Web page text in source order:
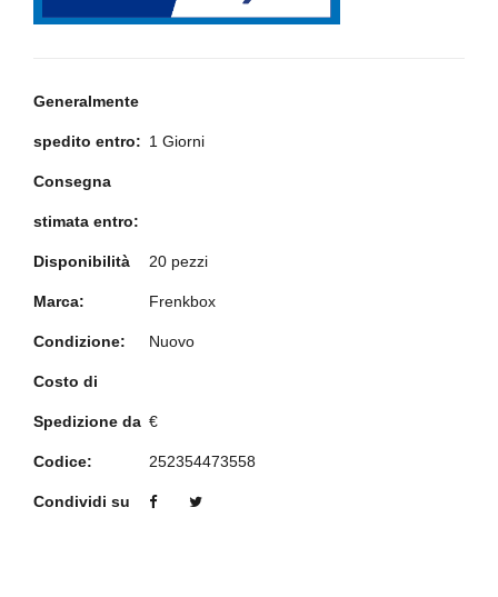
Generalmente
spedito entro: 1 Giorni
Consegna
stimata entro:
Disponibilità 20 pezzi
Marca: Frenkbox
Condizione: Nuovo
Costo di
Spedizione da €
Codice: 252354473558
Condividi su